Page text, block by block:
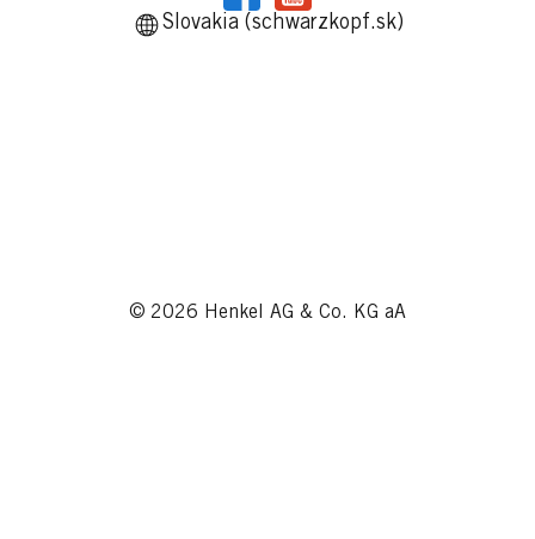
Slovakia (schwarzkopf.sk)
© 2026 Henkel AG & Co. KG aA